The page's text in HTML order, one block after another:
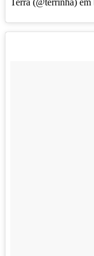
Terra (@terrinha) em